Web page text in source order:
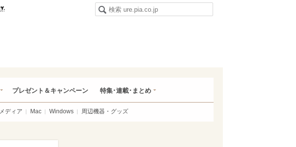
プレゼント＆キャンペーン 特集･連載･まとめ
ディア Mac Windows 周辺機器・グッズ